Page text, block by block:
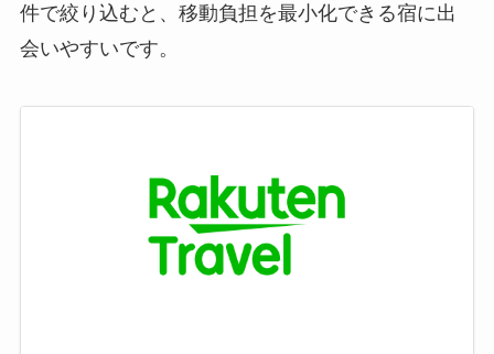
件で絞り込むと、移動負担を最小化できる宿に出
会いやすいです。